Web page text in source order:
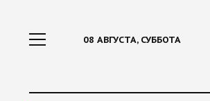
08 АВГУСТА, СУББОТА